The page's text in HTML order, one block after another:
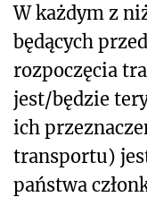
W każdym z
będących
rozpoczęcia
jest/będzie
ich
transportu)
państwa